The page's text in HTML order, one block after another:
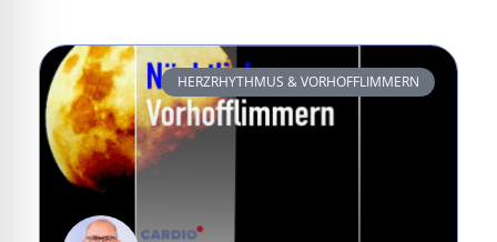
HERZRHYTHMUS & VORHOFFLIMMERN